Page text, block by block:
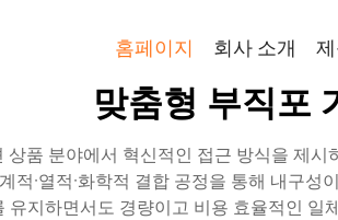
홈페이지 회사 소개
맞춤형 부직포
품 분야에서 혁신적인 접근 방식을 제
적·열적·화학적 결합 공정을 통해 내구
지하면서도 경량이고 비용 효율적인